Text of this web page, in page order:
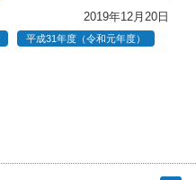
2019年12月20日
平成31年度（令和元年度）